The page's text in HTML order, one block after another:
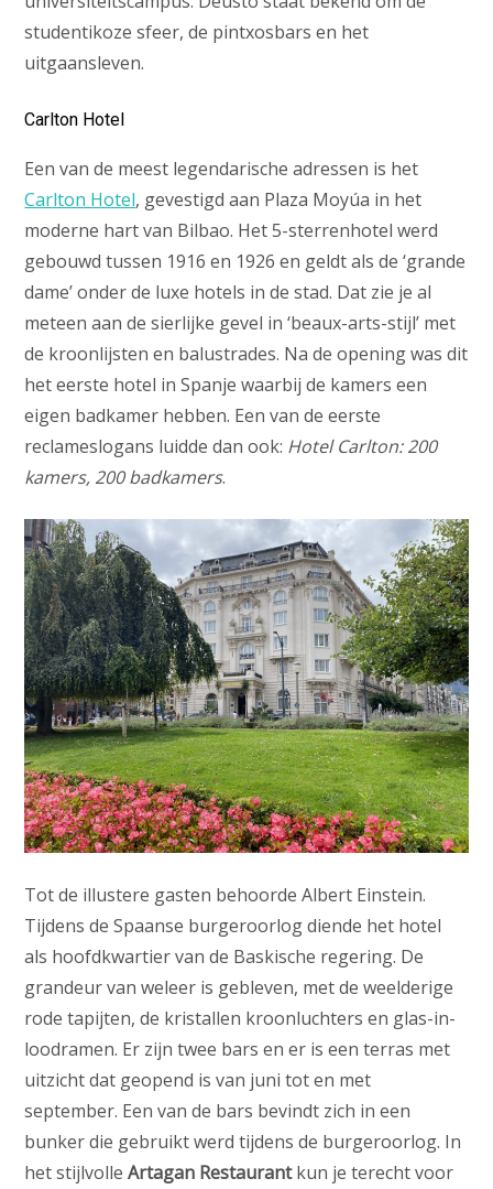
studentikoze sfeer, de pintxosbars en het
uitgaansleven.
Carlton Hotel
Een van de meest legendarische adressen is het
Carlton Hotel, gevestigd aan Plaza Moyúa in het
moderne hart van Bilbao. Het 5-sterrenhotel werd
gebouwd tussen 1916 en 1926 en geldt als de ‘grande
dame’ onder de luxe hotels in de stad. Dat zie je al
meteen aan de sierlijke gevel in ‘beaux-arts-stijl’ met
de kroonlijsten en balustrades. Na de opening was dit
het eerste hotel in Spanje waarbij de kamers een
eigen badkamer hebben. Een van de eerste
reclameslogans luidde dan ook: Hotel Carlton: 200
kamers, 200 badkamers.
Tot de illustere gasten behoorde Albert Einstein.
Tijdens de Spaanse burgeroorlog diende het hotel
als hoofdkwartier van de Baskische regering. De
grandeur van weleer is gebleven, met de weelderige
rode tapijten, de kristallen kroonluchters en glas-in-
loodramen. Er zijn twee bars en er is een terras met
uitzicht dat geopend is van juni tot en met
september. Een van de bars bevindt zich in een
bunker die gebruikt werd tijdens de burgeroorlog. In
het stijlvolleArtagan Restaurantkun je terecht voor